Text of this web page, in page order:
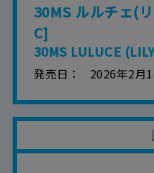
30MS ルルチェ(
C]
30MS LULUCE
発売日 2026年2月